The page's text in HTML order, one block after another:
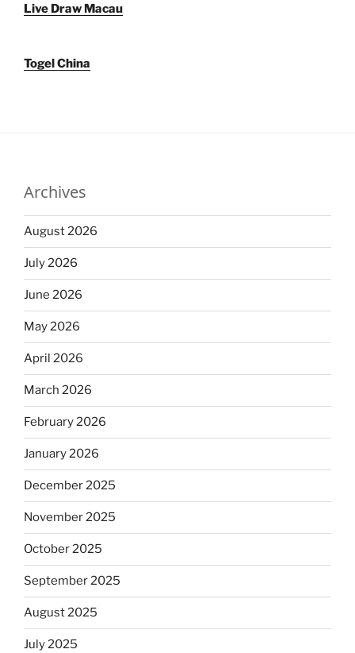
Live Draw Macau
Togel China
Archives
August 2026
July 2026
June 2026
May 2026
April 2026
March 2026
February 2026
January 2026
December 2025
November 2025
October 2025
September 2025
August 2025
July 2025